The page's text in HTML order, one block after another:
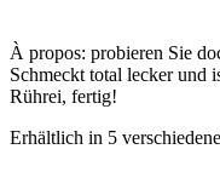
À propos: probieren Sie
Schmeckt total lecker und
Rührei, fertig!
Erhältlich in 5